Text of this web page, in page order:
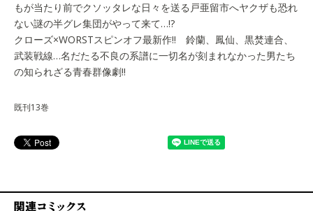
もが当たり前でクソッタレな日々を送る戸亜留市へヤクザも恐れ
ない謎の半グレ集団がやって来て…!?
クローズ×WORSTスピンオフ最新作!! 鈴蘭、鳳仙、黒焚連合、
武装戦線…名だたる不良の系譜に一切名が刻まれなかった男たち
の知られざる青春群像劇!!
既刊13巻